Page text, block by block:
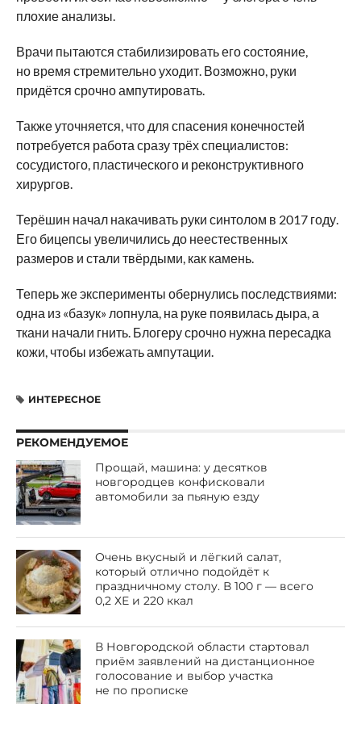
плохие анализы.
Врачи пытаются стабилизировать его состояние,
но время стремительно уходит. Возможно, руки
придётся срочно ампутировать.
Также уточняется, что для спасения конечностей
потребуется работа сразу трёх специалистов:
сосудистого, пластического и реконструктивного
хирургов.
Терёшин начал накачивать руки синтолом в 2017 году.
Его бицепсы увеличились до неестественных
размеров и стали твёрдыми, как камень.
Теперь же эксперименты обернулись последствиями:
одна из «базук» лопнула, на руке появилась дыра, а
ткани начали гнить. Блогеру срочно нужна пересадка
кожи, чтобы избежать ампутации.
ИНТЕРЕСНОЕ
РЕКОМЕНДУЕМОЕ
Прощай, машина: у десятков
новгородцев конфисковали
автомобили за пьяную езду
Очень вкусный и лёгкий салат,
который отлично подойдёт к
праздничному столу. В 100 г — всего
0,2 ХЕ и 220 ккал
В Новгородской области стартовал
приём заявлений на дистанционное
голосование и выбор участка
не по прописке